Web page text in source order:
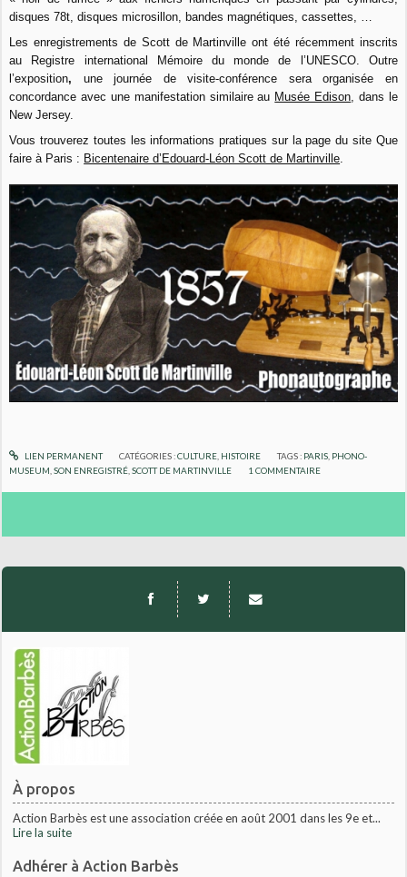
À propos
Action Barbès est une association créée en août 2001 dans les 9e et...
Lire la suite
Adhérer à Action Barbès
disques 78t, disques microsillon, bandes magnétiques, cassettes, …
Les enregistrements de Scott de Martinville ont été récemment inscrits
au Registre international Mémoire du monde de l’UNESCO. Outre
l’exposition, une journée de visite-conférence sera organisée en
concordance avec une manifestation similaire au Musée Edison, dans le
New Jersey.
Vous trouverez toutes les informations pratiques sur la page du site Que
faire à Paris : Bicentenaire d’Edouard-Léon Scott de Martinville.
LIEN PERMANENT CATÉGORIES :CULTURE, HISTOIRE TAGS : PARIS PHONO-
MUSEUM ,SON ENREGISTRÉ ,SCOTT DE MARTINVILLE 1 COMMENTAIRE